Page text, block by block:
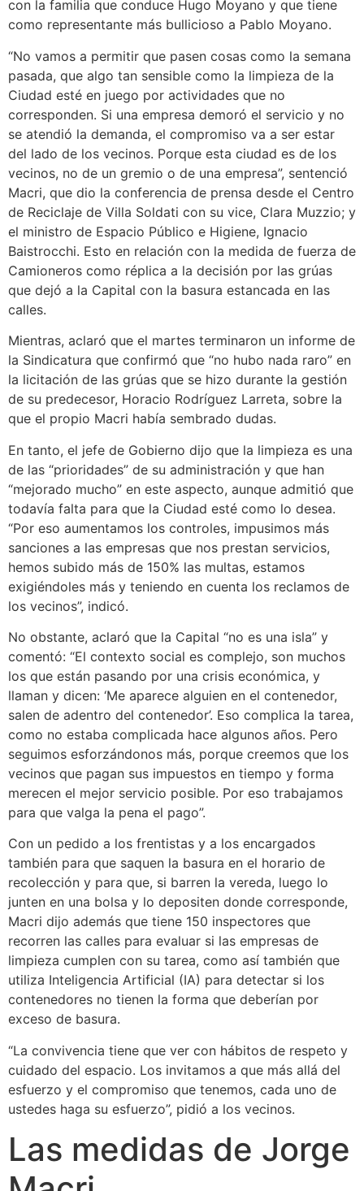
con la familia que conduce Hugo Moyano y que tiene
como representante más bullicioso a Pablo Moyano.
“No vamos a permitir que pasen cosas como la semana
pasada, que algo tan sensible como la limpieza de la
Ciudad esté en juego por actividades que no
corresponden. Si una empresa demoró el servicio y no
se atendió la demanda, el compromiso va a ser estar
del lado de los vecinos. Porque esta ciudad es de los
vecinos, no de un gremio o de una empresa”, sentenció
Macri, que dio la conferencia de prensa desde el Centro
de Reciclaje de Villa Soldati con su vice, Clara Muzzio; y
el ministro de Espacio Público e Higiene, Ignacio
Baistrocchi. Esto en relación con la medida de fuerza de
Camioneros como réplica a la decisión por las grúas
que dejó a la Capital con la basura estancada en las
calles.
Mientras, aclaró que el martes terminaron un informe de
la Sindicatura que confirmó que “no hubo nada raro” en
la licitación de las grúas que se hizo durante la gestión
de su predecesor, Horacio Rodríguez Larreta, sobre la
que el propio Macri había sembrado dudas.
En tanto, el jefe de Gobierno dijo que la limpieza es una
de las “prioridades” de su administración y que han
“mejorado mucho” en este aspecto, aunque admitió que
todavía falta para que la Ciudad esté como lo desea.
“Por eso aumentamos los controles, impusimos más
sanciones a las empresas que nos prestan servicios,
hemos subido más de 150% las multas, estamos
exigiéndoles más y teniendo en cuenta los reclamos de
los vecinos”, indicó.
No obstante, aclaró que la Capital “no es una isla” y
comentó: “El contexto social es complejo, son muchos
los que están pasando por una crisis económica, y
llaman y dicen: ‘Me aparece alguien en el contenedor,
salen de adentro del contenedor’. Eso complica la tarea,
como no estaba complicada hace algunos años. Pero
seguimos esforzándonos más, porque creemos que los
vecinos que pagan sus impuestos en tiempo y forma
merecen el mejor servicio posible. Por eso trabajamos
para que valga la pena el pago”.
Con un pedido a los frentistas y a los encargados
también para que saquen la basura en el horario de
recolección y para que, si barren la vereda, luego lo
junten en una bolsa y lo depositen donde corresponde,
Macri dijo además que tiene 150 inspectores que
recorren las calles para evaluar si las empresas de
limpieza cumplen con su tarea, como así también que
utiliza Inteligencia Artificial (IA) para detectar si los
contenedores no tienen la forma que deberían por
exceso de basura.
“La convivencia tiene que ver con hábitos de respeto y
cuidado del espacio. Los invitamos a que más allá del
esfuerzo y el compromiso que tenemos, cada uno de
ustedes haga su esfuerzo”, pidió a los vecinos.
Las medidas de Jorge